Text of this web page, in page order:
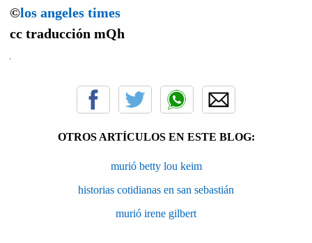
©los angeles times
cc traducción mQh
OTROS ARTÍCULOS EN ESTE BLOG:
murió betty lou keim
historias cotidianas en san sebastián
murió irene gilbert